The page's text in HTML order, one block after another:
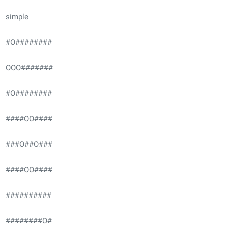
simple
#O########
OOO#######
#O########
####OO####
###O##O###
####OO####
##########
########O#